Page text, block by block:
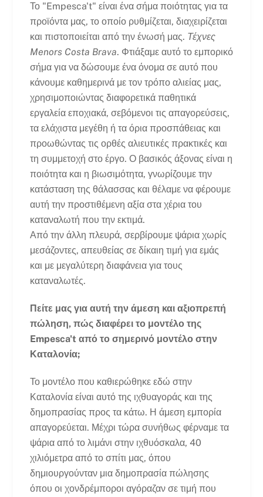
Το "Empesca't" είναι ένα σήμα ποιότητας για τα
προϊόντα μας, το οποίο ρυθμίζεται, διαχειρίζεται
και πιστοποιείται από την ένωσή μας. Τέχνες
Menors Costa Brava. Φτιάξαμε αυτό το εμπορικό
σήμα για να δώσουμε ένα όνομα σε αυτό που
κάνουμε καθημερινά με τον τρόπο αλιείας μας,
χρησιμοποιώντας διαφορετικά παθητικά
εργαλεία εποχιακά, σεβόμενοι τις απαγορεύσεις,
τα ελάχιστα μεγέθη ή τα όρια προσπάθειας και
προωθώντας τις ορθές αλιευτικές πρακτικές και
τη συμμετοχή στο έργο. Ο βασικός άξονας είναι η
ποιότητα και η βιωσιμότητα, γνωρίζουμε την
κατάσταση της θάλασσας και θέλαμε να φέρουμε
αυτή την προστιθέμενη αξία στα χέρια του
καταναλωτή που την εκτιμά.
Από την άλλη πλευρά, σερβίρουμε ψάρια χωρίς
μεσάζοντες, απευθείας σε δίκαιη τιμή για εμάς
και με μεγαλύτερη διαφάνεια για τους
καταναλωτές.
Πείτε μας για αυτή την άμεση και αξιοπρεπή
πώληση, πώς διαφέρει το μοντέλο της
Empesca't από το σημερινό μοντέλο στην
Καταλονία;
Το μοντέλο που καθιερώθηκε εδώ στην
Καταλονία είναι αυτό της ιχθυαγοράς και της
δημοπρασίας προς τα κάτω. Η άμεση εμπορία
απαγορεύεται. Μέχρι τώρα συνήθως φέρναμε τα
ψάρια από το λιμάνι στην ιχθυόσκαλα, 40
χιλιόμετρα από το σπίτι μας, όπου
δημιουργούνταν μια δημοπρασία πώλησης
όπου οι χονδρέμποροι αγόραζαν σε τιμή που